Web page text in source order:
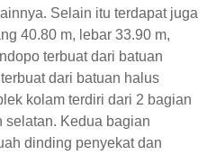
Selain itu terdapat juga
40.80 m, lebar 33.90 m,
terbuat dari batuan
dari batuan halus
kolam terdiri dari 2 bagian
selatan. Kedua bagian
dinding penyekat dan